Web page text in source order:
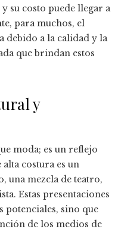
su costo puede llegar a
para muchos, el
debido a la calidad y la
que brindan estos
y
moda; es un reflejo
costura es un
una mezcla de teatro,
Estas presentaciones
potenciales, sino que
de los medios de